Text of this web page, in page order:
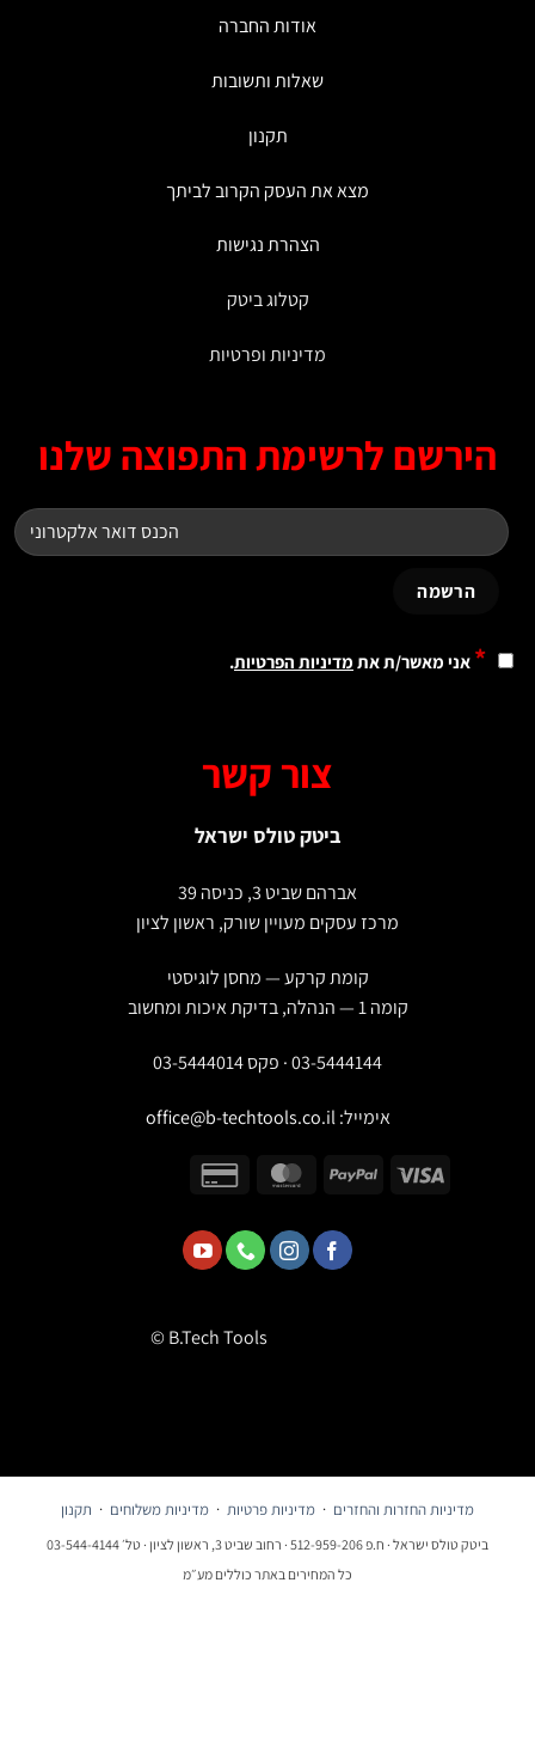
אודות החברה
שאלות ותשובות
מצא את העסק הקרוב לביתך
הצהרת נגישות
קטלוג ביטק
מדיניות ופרטיות
לרשימת התפוצה שלנו
אני מאשר/ת אתמדיניות הפרטיות.
צור קשר
ביטק טולס ישראל
אברהם שביט 3, כניסה 39
מרכז עסקים מעויין שורק, ראשון לציון
קומת קרקע — מחסן לוגיסטי
03-5444144 · פקס 03-5444014
אימייל:office@b-techtools.co.il
© B.Tech Tools
מדיניות החזרות והחזרים ·מדיניות פרטיות·מדיניות משלוחים·תקנון
ביטק טולס ישראל · ח.פ 512-959-206 · רחוב שביט 3, ראשון לציון · טל׳ 03-544-4144
כל המחירים באתר כוללים מע״מ